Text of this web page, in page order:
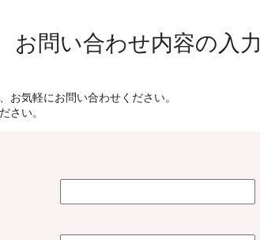
お問い合わせ内容の入力
お気軽にお問い合わせください。
さい。